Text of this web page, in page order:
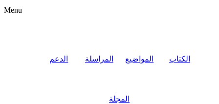
Menu
الدعم المراسلة المواضيع الكتاب
المجلة